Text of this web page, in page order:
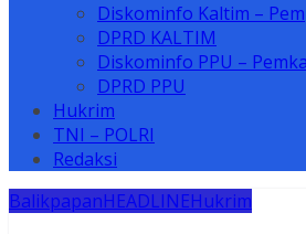
Diskominfo Kaltim –
DPRD KALTIM
Diskominfo PPU –
DPRD PPU
Hukrim
TNI – POLRI
Redaksi
BalikpapanHEADLINEHukrim